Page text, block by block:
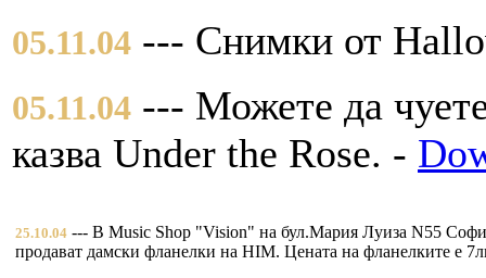
05.11.04 --- Снимки от
05.11.04 --- Можете да
казва Under the Rose. -
25.10.04 --- В Music Shop "Vision" на бул.Мария Луиза N55
продават дамски фланелки на HIM. Цената на фланелките е